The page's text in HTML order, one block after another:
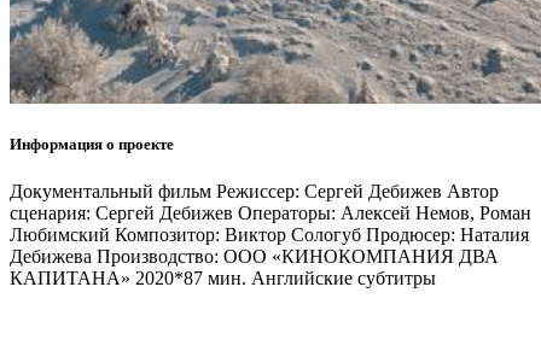
Информация о проекте
Документальный фильм Режиссер: Сергей Дебижев Автор
сценария: Сергей Дебижев Операторы: Алексей Немов, Роман
Любимский Композитор: Виктор Сологуб Продюсер: Наталия
Дебижева Производство: ООО «КИНОКОМПАНИЯ ДВА
КАПИТАНА» 2020*87 мин. Английские субтитры